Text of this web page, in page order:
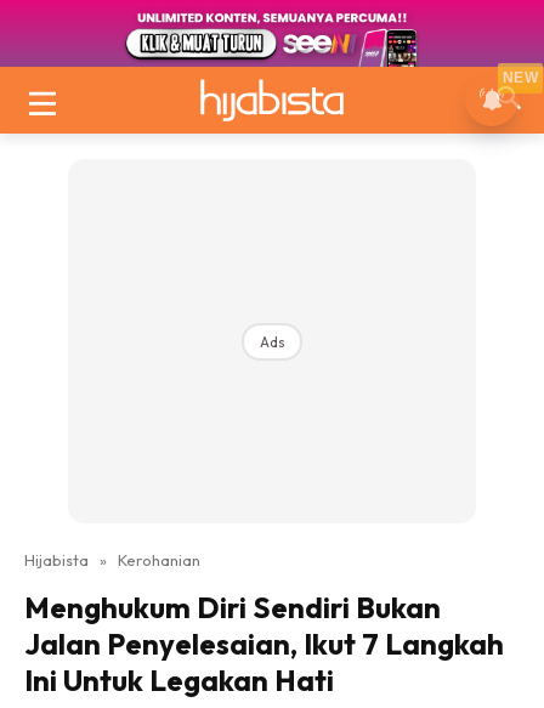
Ads
Hijabista » Kerohanian
Menghukum Diri Sendiri Bukan
Jalan Penyelesaian, Ikut 7 Langkah
Ini Untuk Legakan Hati
NEW